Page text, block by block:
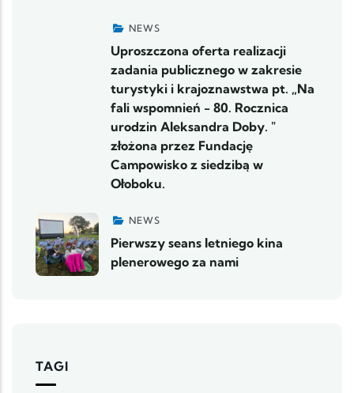
NEWS
Uproszczona oferta realizacji
zadania publicznego w zakresie
turystyki i krajoznawstwa pt. „Na
fali wspomnień - 80. Rocznica
urodzin Aleksandra Doby. "
złożona przez Fundację
Campowisko z siedzibą w
Ołoboku.
NEWS
Pierwszy seans letniego kina
plenerowego za nami
TAGI